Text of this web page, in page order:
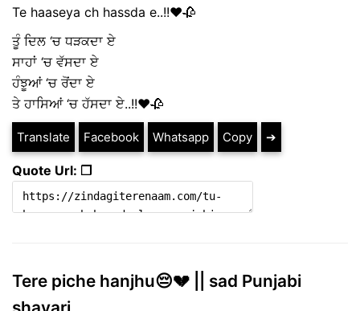
Te haaseya ch hassda e..!!❤️🥀
ਤੂੰ ਦਿਲ ‘ਚ ਧੜਕਦਾ ਏ
ਸਾਹਾਂ ‘ਚ ਵੱਸਦਾ ਏ
ਹੰਝੂਆਂ ‘ਚ ਰੋਂਦਾ ਏ
ਤੇ ਹਾਸਿਆਂ ‘ਚ ਹੱਸਦਾ ਏ..!!❤️🥀
Translate Facebook Whatsapp Copy ➔
Quote Url: ❐
Tere piche hanjhu😔💔 || sad Punjabi